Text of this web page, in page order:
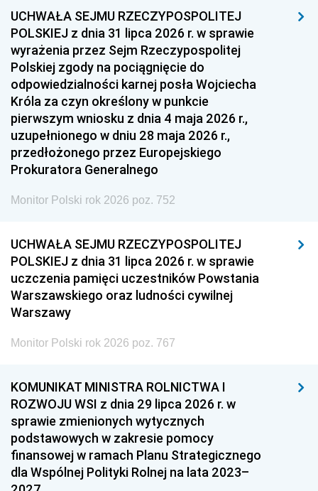
UCHWAŁA SEJMU RZECZYPOSPOLITEJ
POLSKIEJ z dnia 31 lipca 2026 r. w sprawie
wyrażenia przez Sejm Rzeczypospolitej
Polskiej zgody na pociągnięcie do
odpowiedzialności karnej posła Wojciecha
Króla za czyn określony w punkcie
pierwszym wniosku z dnia 4 maja 2026 r.,
uzupełnionego w dniu 28 maja 2026 r.,
przedłożonego przez Europejskiego
Prokuratora Generalnego
Monitor Polski rok 2026 poz. 752
UCHWAŁA SEJMU RZECZYPOSPOLITEJ
POLSKIEJ z dnia 31 lipca 2026 r. w sprawie
uczczenia pamięci uczestników Powstania
Warszawskiego oraz ludności cywilnej
Warszawy
Monitor Polski rok 2026 poz. 767
KOMUNIKAT MINISTRA ROLNICTWA I
ROZWOJU WSI z dnia 29 lipca 2026 r. w
sprawie zmienionych wytycznych
podstawowych w zakresie pomocy
finansowej w ramach Planu Strategicznego
dla Wspólnej Polityki Rolnej na lata 2023–